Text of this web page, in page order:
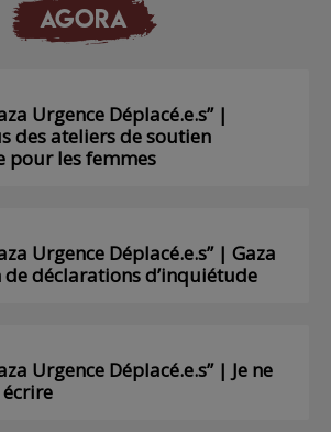
AGORA
Urgence Déplacé.e.s” |
des ateliers de soutien
pour les femmes
Urgence Déplacé.e.s” | Gaza
de déclarations d’inquiétude
Urgence Déplacé.e.s” | Je ne